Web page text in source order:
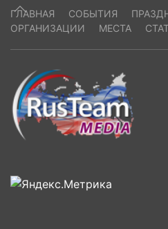
ГЛАВНАЯ СОБЫТИЯ
ОРГАНИЗАЦИИ
МЕСТА